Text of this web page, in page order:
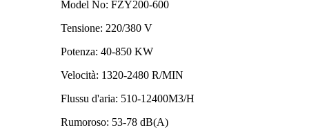
Model No: FZY200-600
Tensione: 220/380 V
Potenza: 40-850 KW
Velocità: 1320-2480 R/MIN
Flussu d'aria: 510-12400M3/H
Rumoroso: 53-78 dB(A)